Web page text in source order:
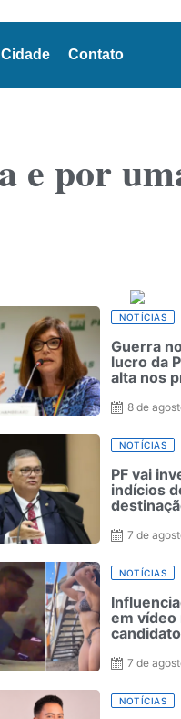
Cidade Contato
e por
NOTÍCIAS
Guerra
lucro da
alta nos
apoio a
em 2022
8 de
NOTÍCIAS
PF vai
indícios
7 de
NOTÍCIAS
em vídeo
quem
7 de
NOTÍCIAS